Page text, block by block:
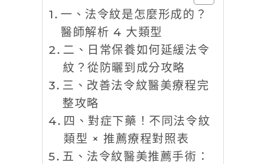
一、法令紋是怎麼形成的？
醫師解析 4 大類型
二、日常保養如何延緩法令
紋？從防曬到成分攻略
三、改善法令紋醫美療程完
整攻略
四、對症下藥！不同法令紋
類型 × 推薦療程對照表
五、法令紋醫美推薦手術：